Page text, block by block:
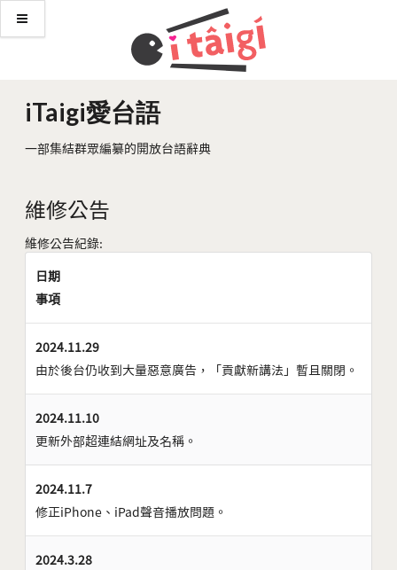
iTaigi愛台語
一部集結群眾編纂的開放台語辭典
維修公告
維修公告紀錄:
日期
事項
2024.11.29
由於後台仍收到大量惡意廣告，「貢獻新講法」暫且關閉。
2024.11.10
更新外部超連結網址及名稱。
2024.11.7
修正iPhone、iPad聲音播放問題。
2024.3.28